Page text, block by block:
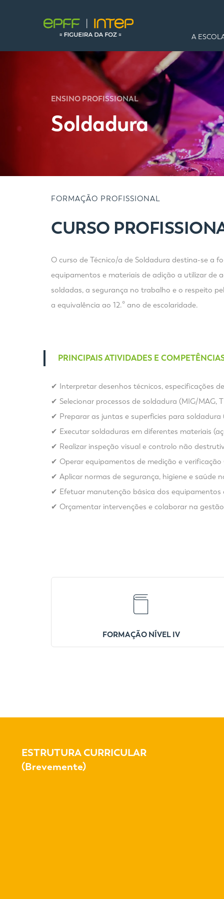
A
ENSINO PROFISSIONAL
Soldadura
FORMAÇÃO PROFISSIONAL
CURSO
O curso de Técnico/a de Soldadura destina-se a
equipamentos e materiais de adição a utilizar de
soldadas, a segurança no trabalho e o respeito
a equivalência ao 12.º ano de escolaridade.
PRINCIPAIS ATIVIDADES E
✔ Interpretar desenhos técnicos, especificações
✔ Selecionar processos de soldadura (MIG/MAG,
✔ Preparar as juntas e superfícies para
✔ Executar soldaduras em diferentes materiais
✔ Realizar inspeção visual e controlo não
✔ Operar equipamentos de medição e
✔ Aplicar normas de segurança, higiene e saúde
✔ Efetuar manutenção básica dos
✔ Orçamentar intervenções e colaborar na
FORMAÇÃO NÍVEL IV
ESTRUTURA CURRICULAR
(Brevemente)